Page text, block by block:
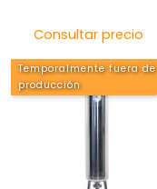
Consultar precio
Temporalmente fuera de
producción